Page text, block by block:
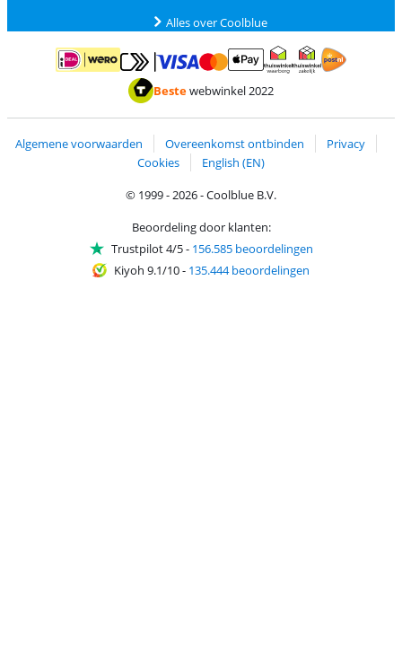
Alles over Coolblue
Betalen met iDEAL | WeroBetalen met MasterCard en Visa via ClickToPay
Betalen met ApplePay
Thuiswinkel waarborg
Bestewebwinkel 2022
Algemene voorwaarden Overeenkomst ontbinden
Privacy
Cookies
English (EN)
© 1999 - 2026 - Coolblue B.V.
Beoordeling door klanten:
Trustpilot 4/5- 156.585 beoordelingen
Kiyoh 9.1/10- 135.444 beoordelingen